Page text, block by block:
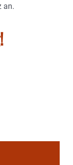
an.